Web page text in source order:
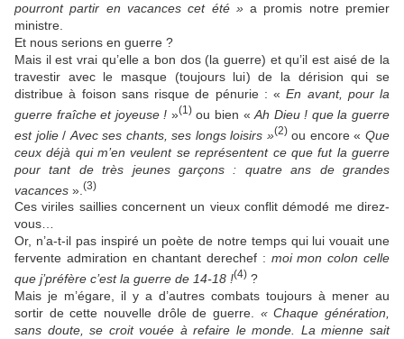
pourront partir en vacances cet été »a promis notre premier
ministre.
Et nous serions en guerre ?
Mais il est vrai qu’elle a bon dos (la guerre) et qu’il est aisé de la
travestir avec le masque (toujours lui) de la dérision qui se
distribue à foison sans risque de pénurie : «En avant, pour la
guerre fraîche et joyeuse ! »(1)ou bien «Ah Dieu ! que la guerre
est jolie/ Avec ses chants, ses longs loisirs »(2)ou encore «Que
ceux déjà qui m’en veulent se représentent ce que fut la guerre
pour tant de très jeunes garçons : quatre ans de grandes
vacances ». (3)
Ces viriles saillies concernent un vieux conflit démodé me direz-
vous…
Or, n’a-t-il pas inspiré un poète de notre temps qui lui vouait une
fervente admiration en chantant derechef : moi mon colon celle
que j’préfère c’est la guerre de 14-18 !(4) ?
Mais je m’égare, il y a d’autres combats toujours à mener au
sortir de cette nouvelle drôle de guerre. « Chaque génération,
sans doute, se croit vouée à refaire le monde. La mienne sait